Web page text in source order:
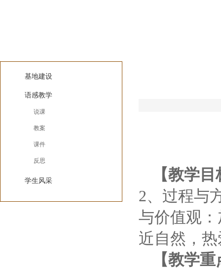
基地建设
语感教学
说课
教案
课件
反思
学生风采
【教学
2、过程与
与价值观
近自然，
【教学